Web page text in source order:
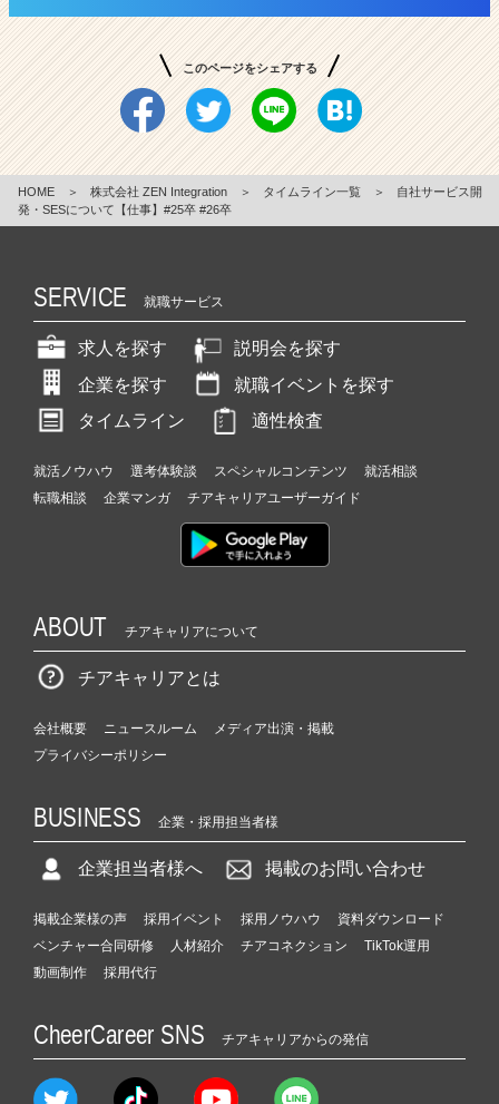
このページをシェアする
HOME ＞ 株式会社 ZEN Integration ＞ タイムライン一覧 ＞
自社サービス開
発・SESについて【仕事】#25卒 #26卒
SERVICE 就職サービス
求人を探す
説明会を探す
企業を探す
就職イベントを探す
タイムライン
適性検査
就活ノウハウ 選考体験談 スペシャルコンテンツ
就活相談
転職相談
企業マンガ チアキャリアユーザーガイド
ABOUT チアキャリアについて
チアキャリアとは
会社概要 ニュースルーム
メディア出演・掲載
プライバシーポリシー
BUSINESS 企業・採用担当者様
企業担当者様へ 掲載のお問い合わせ
掲載企業様の声 採用イベント 採用ノウハウ
資料ダウンロード
ベンチャー合同研修
人材紹介 チアコネクション
TikTok運用
動画制作
採用代行
CheerCareer SNS チアキャリアからの発信